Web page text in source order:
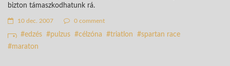
bizton támaszkodhatunk rá.
10 dec. 2007 0 comment
edzés pulzus célzóna triatlon
spartan race
maraton